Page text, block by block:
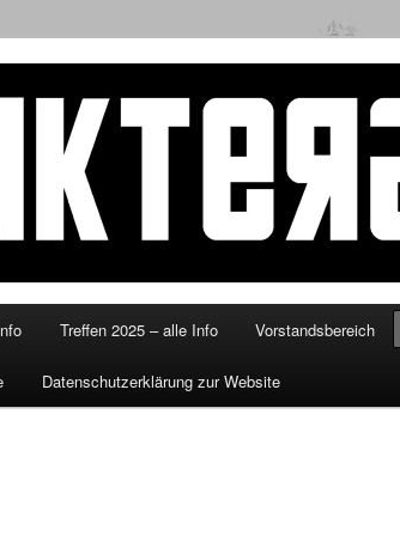
Treffen 2025 – alle Info Vorstandsbereich
Datenschutzerklärung zur Website